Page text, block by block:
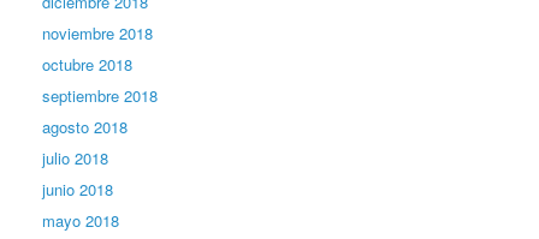
noviembre 2018
octubre 2018
septiembre 2018
agosto 2018
julio 2018
junio 2018
mayo 2018